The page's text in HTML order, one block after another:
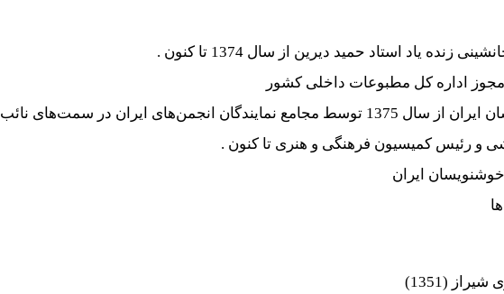
یاد استاد حمید دیرین از سال 1374 تا کنون .
اداره کل مطبوعات داخلی کشور
عضو منتخب شورای عالی انجمن خوشنویسان ایران از سال 1375 توسط مجامع نمایندگان انجمن‌های ایران در سمت‌های نائب
و رئیس کمیسیون فرهنگی و هنری تا کنون .
ایران
(1351)